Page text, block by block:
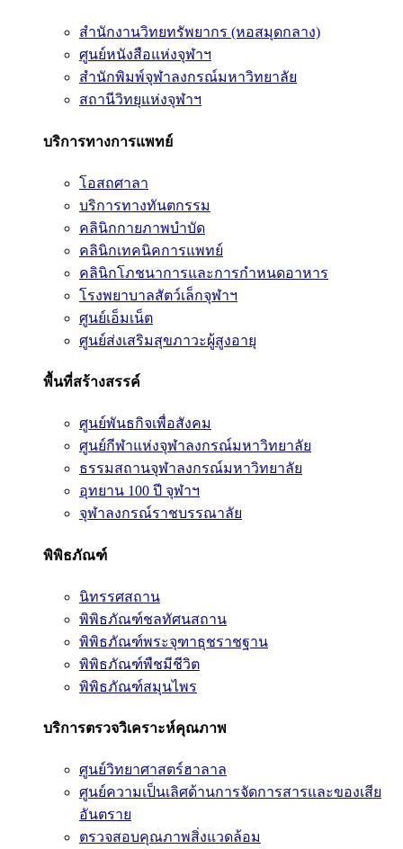
สำนักงานวิทยทรัพยากร (หอสมุดกลาง)
ศูนย์หนังสือแห่งจุฬาฯ
สำนักพิมพ์จุฬาลงกรณ์มหาวิทยาลัย
สถานีวิทยุแห่งจุฬาฯ
บริการทางการแพทย์
โอสถศาลา
บริการทางทันตกรรม
คลินิกกายภาพบำบัด
คลินิกเทคนิคการแพทย์
คลินิกโภชนาการและการกำหนดอาหาร
โรงพยาบาลสัตว์เล็กจุฬาฯ
ศูนย์เอ็มเน็ต
ศูนย์ส่งเสริมสุขภาวะผู้สูงอายุ
พื้นที่สร้างสรรค์
ศูนย์พันธกิจเพื่อสังคม
ศูนย์กีฬาแห่งจุฬาลงกรณ์มหาวิทยาลัย
ธรรมสถานจุฬาลงกรณ์มหาวิทยาลัย
อุทยาน 100 ปี จุฬาฯ
จุฬาลงกรณ์ราชบรรณาลัย
พิพิธภัณฑ์
นิทรรศสถาน
พิพิธภัณฑ์ชลทัศนสถาน
พิพิธภัณฑ์พระจุฑาธุชราชฐาน
พิพิธภัณฑ์พืชมีชีวิต
พิพิธภัณฑ์สมุนไพร
บริการตรวจวิเคราะห์คุณภาพ
ศูนย์วิทยาศาสตร์ฮาลาล
ศูนย์ความเป็นเลิศด้านการจัดการสารและของเสีย
อันตราย
ตรวจสอบคุณภาพสิ่งแวดล้อม